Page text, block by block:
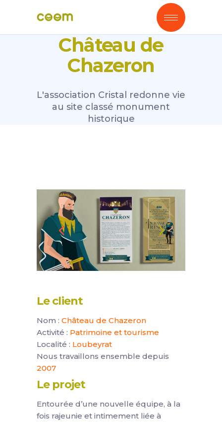
Château de
Chazeron
L'association Cristal redonne vie
au site classé monument
historique
Le client
Nom : Château de Chazeron
Activité : Patrimoine et tourisme
Localité : Loubeyrat
Nous travaillons ensemble depuis
2007
Le projet
Entourée d’une nouvelle équipe, à la
fois rajeunie et intimement liée à